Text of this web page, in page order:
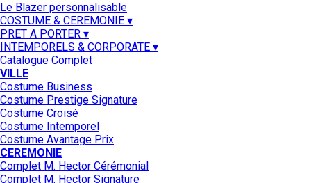
Le Blazer personnalisable
COSTUME & CEREMONIE ▾
PRET A PORTER ▾
INTEMPORELS & CORPORATE ▾
Catalogue Complet
VILLE
Costume Business
Costume Prestige Signature
Costume Croisé
Costume Intemporel
Costume Avantage Prix
CEREMONIE
Complet M. Hector Cérémonial
Complet M. Hector Signature